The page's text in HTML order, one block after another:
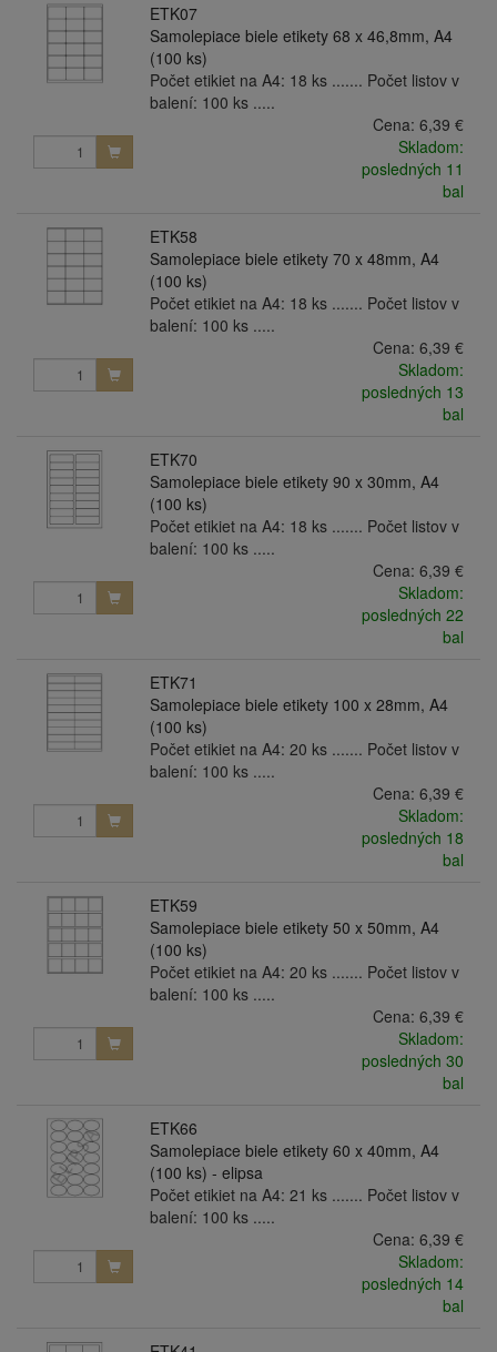
ETK07
Samolepiace biele etikety 68 x 46,8mm, A4
(100 ks)
Počet etikiet na A4: 18 ks ....... Počet listov v
balení: 100 ks .....
Cena: 6,39 €
Skladom:
posledných 11
bal
ETK58
Samolepiace biele etikety 70 x 48mm, A4
(100 ks)
Počet etikiet na A4: 18 ks ....... Počet listov v
balení: 100 ks .....
Cena: 6,39 €
Skladom:
posledných 13
bal
ETK70
Samolepiace biele etikety 90 x 30mm, A4
(100 ks)
Počet etikiet na A4: 18 ks ....... Počet listov v
balení: 100 ks .....
Cena: 6,39 €
Skladom:
posledných 22
bal
ETK71
Samolepiace biele etikety 100 x 28mm, A4
(100 ks)
Počet etikiet na A4: 20 ks ....... Počet listov v
balení: 100 ks .....
Cena: 6,39 €
Skladom:
posledných 18
bal
ETK59
Samolepiace biele etikety 50 x 50mm, A4
(100 ks)
Počet etikiet na A4: 20 ks ....... Počet listov v
balení: 100 ks .....
Cena: 6,39 €
Skladom:
posledných 30
bal
ETK66
Samolepiace biele etikety 60 x 40mm, A4
(100 ks) - elipsa
Počet etikiet na A4: 21 ks ....... Počet listov v
balení: 100 ks .....
Cena: 6,39 €
Skladom:
posledných 14
bal